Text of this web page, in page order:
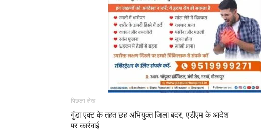
पिछला लेख
गुंडा एक्ट के तहत छह अभियुक्त जिला बदर, एडीएम के आदेश
पर कार्रवाई